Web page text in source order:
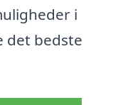
i
det bedste